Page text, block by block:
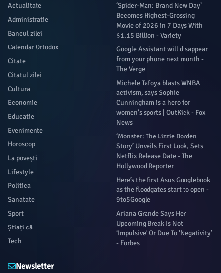
Actualitate
Administratie
Bancul zilei
Calendar Ortodox
Citate
Citatul zilei
Cultura
Economie
Educatie
Evenimente
Horoscop
La povești
Lifestyle
Politica
Sanatate
Sport
Știați că
Tech
‘Spider-Man: Brand New Day’
Becomes Highest-Grossing
Movie of 2026 in 7 Days With
$1.15 Billion - Variety
Google Assistant will disappear
from your phone next month -
The Verge
Michele Tafoya blasts WNBA
activism, says Sophie
Cunningham is a hero for
women's sports | OutKick - Fox
News
‘Monster: The Lizzie Borden
Story’ Unveils First Look, Sets
Netflix Release Date - The
Hollywood Reporter
Here’s the first Asus Googlebook
as the floodgates start to open -
9to5Google
Ariana Grande Says Her
Upcoming Break Is Not
‘Impulsive’ Or Due To ‘Negativity’
- Forbes
Newsletter